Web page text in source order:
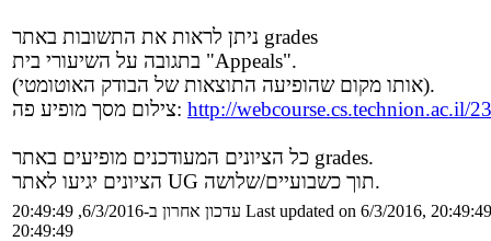
ניתן לראות את התשובות באתר grades
בתגובה על השיעורי בית "Appeals".
(אותו מקום שהופיעה התוצאות של הבודק האוטומטי).
צילום מסך מופיע פה: http://webcourse.cs.technion.ac.il/
כל הציונים המעודכנים מופיעים באתר grades.
הציונים יגיעו לאתר UG תוך כשבועיים/שלושה.
עדכון אחרון ב-6/3/2016, 20:49:49 Last updated on 6/3/2016, 20:49:49
20:49:49